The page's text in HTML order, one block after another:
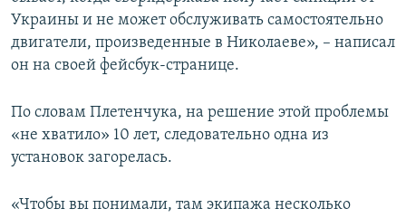
Украины и не может обслуживать самостоятельно
двигатели, произведенные в Николаеве», – написал
он на своей фейсбук-странице.
По словам Плетенчука, на решение этой проблемы
«не хватило» 10 лет, следовательно одна из
установок загорелась.
«Чтобы вы понимали, там экипажа несколько